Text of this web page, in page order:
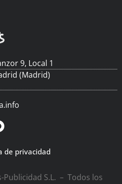
9, Local 1
(Madrid)
de privacidad
Publicidad S.L. – Todos los